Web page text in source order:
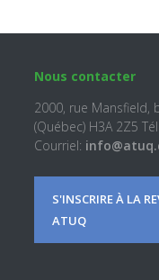
Nous contacter
2000, rue Mansfield,
(Québec) H3A 2Z5
Courriel:
S'INSCRIRE À LA
ATUQ